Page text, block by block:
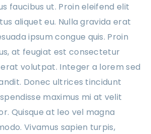
faucibus ut. Proin eleifend elit
aliquet eu. Nulla gravida erat
ipsum congue quis. Proin
at feugiat est consectetur
volutpat. Integer a lorem sed
Donec ultrices tincidunt
maximus mi at velit
Quisque at leo vel magna
Vivamus sapien turpis,